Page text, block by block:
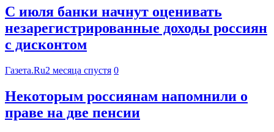
С июля банки начнут оценивать
незарегистрированные доходы россиян
с дисконтом
Газета.Ru2 месяца спустя 0
Некоторым россиянам напомнили о
праве на две пенсии